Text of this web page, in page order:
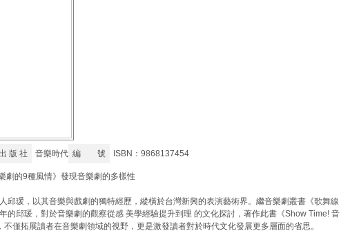
版 社 音樂時代 編 號 ISBN：9868137454
劇的9種風情》發現音樂劇的多樣性
邱瑗，以其音樂與戲劇的獨特經歷，縱橫於台灣新興的表演藝術界。繼音樂劇叢書《歌舞線
的邱瑗，對於音樂劇的觀察從感 美學經驗提升到理 的文化探討，著作此書《Show Time! 音
不僅拓展讀者在音樂劇領域的視野，更是激發讀者對於時代文化發展更多層面的省思。